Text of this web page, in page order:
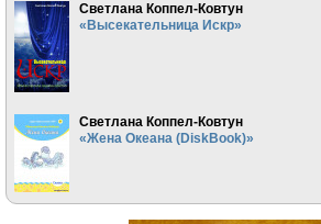
Светлана Коппел-Ковтун
«Высекательница Искр»
Светлана Коппел-Ковтун
«Жена Океана (DiskBook)»